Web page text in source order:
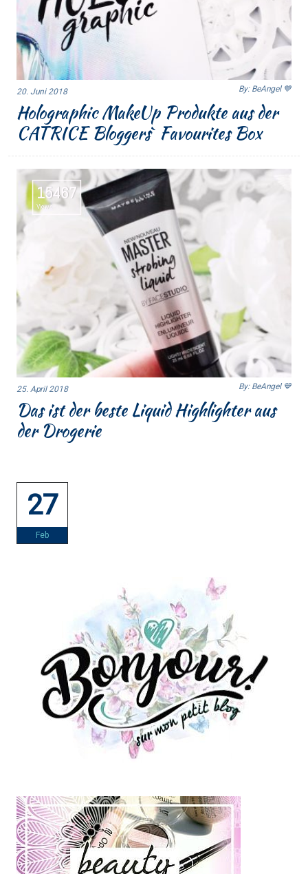
20. Juni 2018 By: BeAngel 💙
Holographic MakeUp Produkte aus der
CATRICE Bloggers` Favourites Box
15467
Views
25. April 2018 By: BeAngel 💙
Das ist der beste Liquid Highlighter aus
der Drogerie
27
Feb